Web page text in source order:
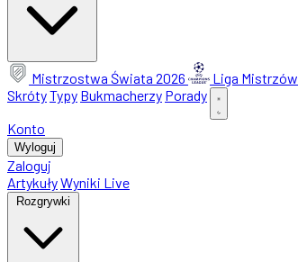
Mistrzostwa Świata 2026 Liga Mistrzów
SkrótyTypy Bukmacherzy Porady
Konto
Wyloguj
Zaloguj
ArtykułyWyniki Live
Rozgrywki